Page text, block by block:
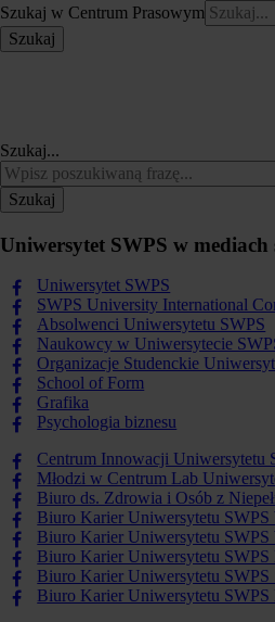
Szukaj w Centrum Prasowym
Szukaj
Szukaj...
Szukaj
Uniwersytet SWPS w mediach
Uniwersytet SWPS
SWPS University International
Absolwenci Uniwersytetu SWPS
Naukowcy w Uniwersytecie
Organizacje Studenckie
School of Form
Grafika
Psychologia biznesu
Centrum Innowacji Uniwersytetu
Młodzi w Centrum Lab
Biuro ds. Zdrowia i Osób z
Biuro Karier Uniwersytetu SWPS
Biuro Karier Uniwersytetu SWPS
Biuro Karier Uniwersytetu SWPS
Biuro Karier Uniwersytetu SWPS
Biuro Karier Uniwersytetu SWPS